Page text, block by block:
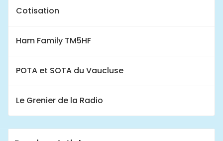
Cotisation
Ham Family TM5HF
POTA et SOTA du Vaucluse
Le Grenier de la Radio